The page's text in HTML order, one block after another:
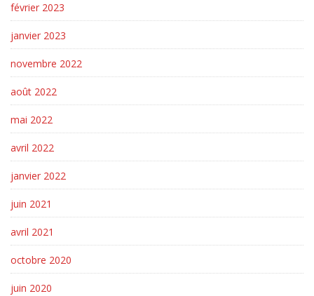
février 2023
janvier 2023
novembre 2022
août 2022
mai 2022
avril 2022
janvier 2022
juin 2021
avril 2021
octobre 2020
juin 2020